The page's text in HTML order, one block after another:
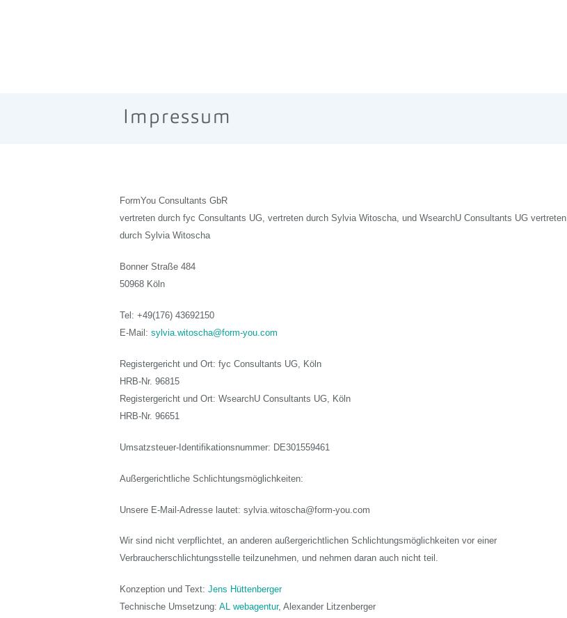
Impressum
FormYou Consultants GbR
vertreten durch fyc Consultants UG, vertreten durch Sylvia Witoscha, und WsearchU Consultants UG vertreten
durch Sylvia Witoscha
Bonner Straße 484
50968 Köln
Tel: +49(176) 43692150
E-Mail: sylvia.witoscha@form-you.com
Registergericht und Ort: fyc Consultants UG, Köln
HRB-Nr. 96815
Registergericht und Ort: WsearchU Consultants UG, Köln
HRB-Nr. 96651
Umsatzsteuer-Identifikationsnummer: DE301559461
Außergerichtliche Schlichtungsmöglichkeiten:
Unsere E-Mail-Adresse lautet: sylvia.witoscha@form-you.com
Wir sind nicht verpflichtet, an anderen außergerichtlichen Schlichtungsmöglichkeiten vor einer
Verbraucherschlichtungsstelle teilzunehmen, und nehmen daran auch nicht teil.
Konzeption und Text: Jens Hüttenberger
Technische Umsetzung: AL webagentur, Alexander Litzenberger